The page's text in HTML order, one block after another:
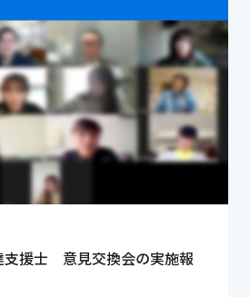
援士 意見交換会の実施報